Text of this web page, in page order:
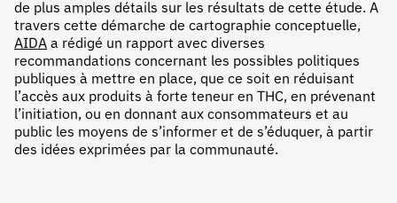
de plus amples détails sur les résultats de cette étude. A
travers cette démarche de cartographie conceptuelle,
AIDA a rédigé un rapport avec diverses
recommandations concernant les possibles politiques
publiques à mettre en place, que ce soit en réduisant
l’accès aux produits à forte teneur en THC, en prévenant
l’initiation, ou en donnant aux consommateurs et au
public les moyens de s’informer et de s’éduquer, à partir
des idées exprimées par la communauté.